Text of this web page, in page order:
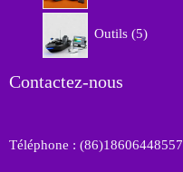
Outils 5p
t
Contactez-nous
Téléphone : (86)18606448557